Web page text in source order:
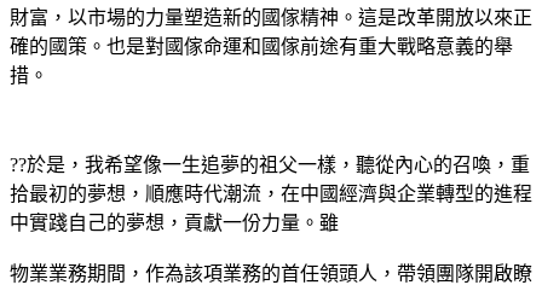
財富，以市場的力量塑造新的國傢精神。這是改革開放以來正
確的國策。也是對國傢命運和國傢前途有重大戰略意義的舉
措。
??於是，我希望像一生追夢的祖父一樣，聽從內心的召喚，重
拾最初的夢想，順應時代潮流，在中國經濟與企業轉型的進程
中實踐自己的夢想，貢獻一份力量。雖
物業業務期間，作為該項業務的首任領頭人，帶領團隊開啟瞭